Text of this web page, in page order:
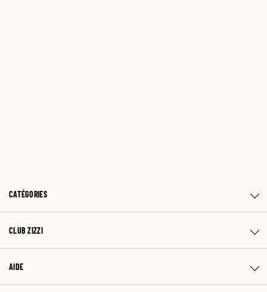
CATÉGORIES
CLUB ZIZZI
AIDE